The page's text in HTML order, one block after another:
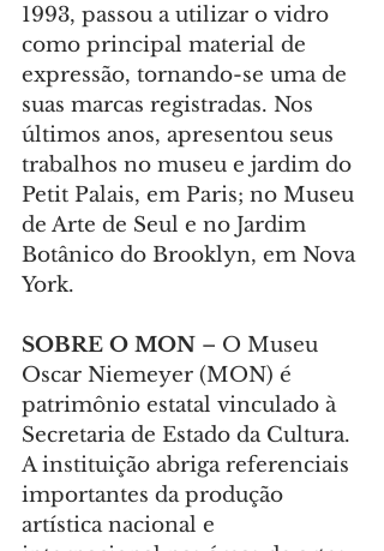
1993, passou a utilizar o vidro
como principal material de
expressão, tornando-se uma de
suas marcas registradas. Nos
últimos anos, apresentou seus
trabalhos no museu e jardim do
Petit Palais, em Paris; no Museu
de Arte de Seul e no Jardim
Botânico do Brooklyn, em Nova
York.
SOBRE O MON – O Museu
Oscar Niemeyer (MON) é
patrimônio estatal vinculado à
Secretaria de Estado da Cultura.
A instituição abriga referenciais
importantes da produção
artística nacional e